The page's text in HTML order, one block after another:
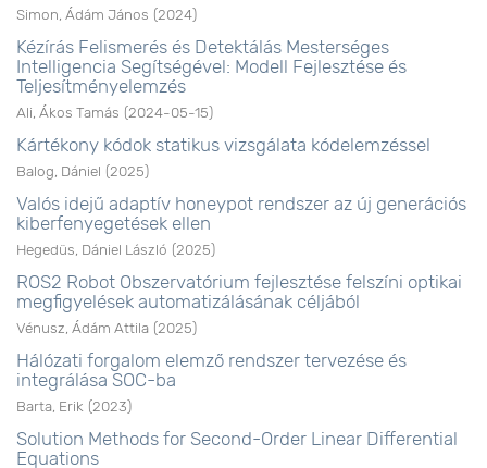
Simon, Ádám János (2024)
Kézírás Felismerés és Detektálás Mesterséges
Intelligencia Segítségével: Modell Fejlesztése és
Teljesítményelemzés
Ali, Ákos Tamás (2024-05-15)
Kártékony kódok statikus vizsgálata kódelemzéssel
Balog, Dániel (2025)
Valós idejű adaptív honeypot rendszer az új generációs
kiberfenyegetések ellen
Hegedüs, Dániel László (2025)
ROS2 Robot Obszervatórium fejlesztése felszíni optikai
megfigyelések automatizálásának céljából
Vénusz, Ádám Attila (2025)
Hálózati forgalom elemző rendszer tervezése és
integrálása SOC-ba
Barta, Erik (2023)
Solution Methods for Second-Order Linear Differential
Equations